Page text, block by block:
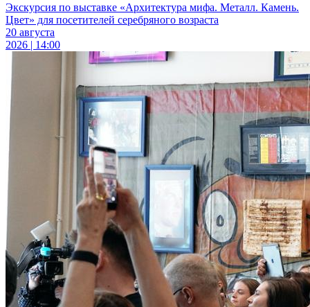
Экскурсия по выставке «Архитектура мифа. Металл. Камень.
Цвет» для посетителей серебряного возраста
20 августа
2026 | 14:00